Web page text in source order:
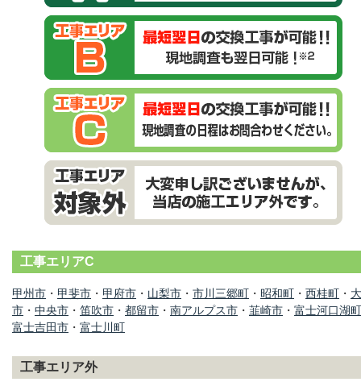
工事エリアC
甲州市 ・ 甲斐市 ・ 甲府市 ・ 山梨市 ・ 市川三郷町 ・ 昭和町 ・ 西桂町 ・
市 ・ 中央市 ・ 笛吹市 ・ 都留市 ・ 南アルプス市 ・ 韮崎市 ・ 富士河口湖町
富士吉田市 ・ 富士川町
工事エリア外